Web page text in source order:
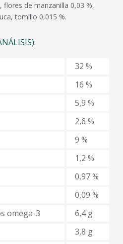
flores de manzanilla 0,03 %,
tomillo 0,015 %.
32 %
16 %
5,9 %
2,6 %
9 %
1,2 %
0,97 %
0,09 %
omega-3
6,4 g
3,8 g